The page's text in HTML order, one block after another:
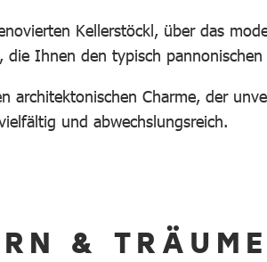
Kellerstöckl, über das
die Ihnen den typisch
architektonischen Charme, der
und abwechslungsreich.
&